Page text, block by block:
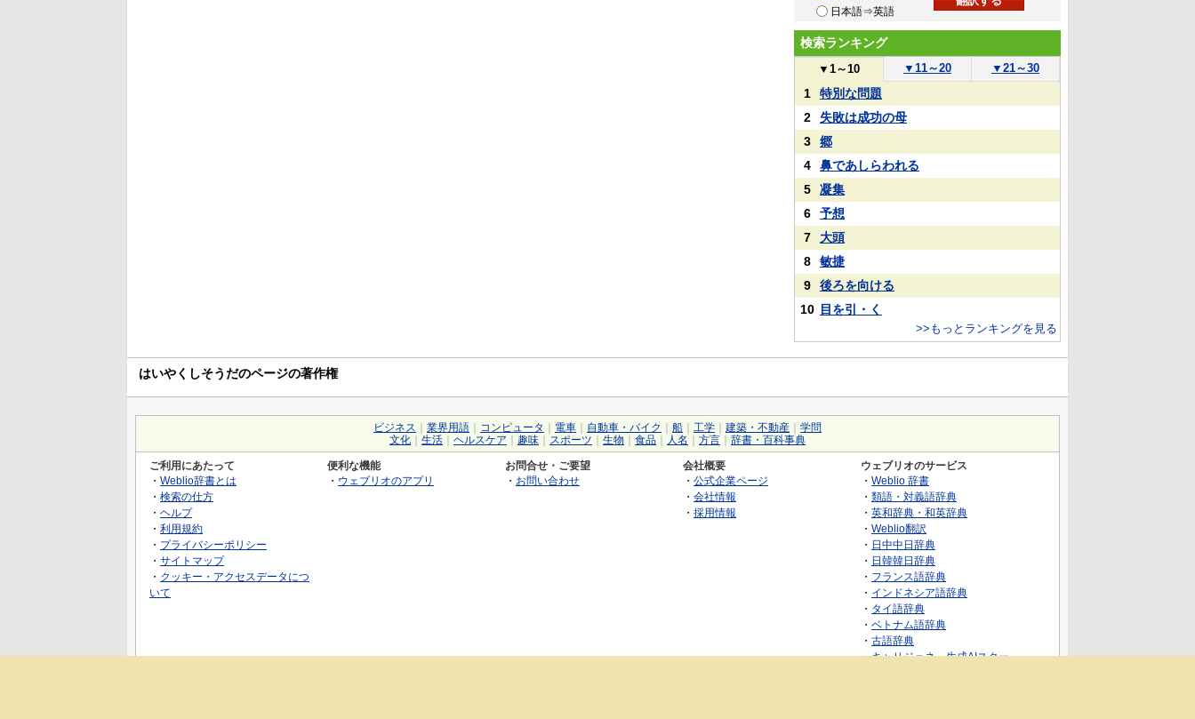
日本語⇒英語
検索ランキング
▼ 1～10 ▼ 11～20 ▼ 21～30
1
特別な問題
2
失敗は成功の母
3
郷
4
鼻であしらわれる
5
凝集
6
予想
7
大頭
8
敏捷
9
後ろを向ける
10 目を引・く
>>もっとランキングを見る
はいやくしそうだのページの著作権
ビジネス 業界用語 コンピュータ 電車 自動車・バイク 船 工学 建築・不動産
学問
文化
生活 ヘルスケア 趣味 スポーツ 生物 食品 人名 方言 辞書・百科事典
ご利用にあたって
・ Weblio辞書とは
・ 検索の仕方
・ ヘルプ
・ 利用規約
・ プライバシーポリシー
・ サイトマップ
・ クッキー・アクセスデータにつ
いて
便利な機能
・ ウェブリオのアプリ
お問合せ・ご要望
・ お問い合わせ
会社概要
・ 公式企業ページ
・ 会社情報
・ 採用情報
ウェブリオのサービス
・ Weblio 辞書
・ 類語・対義語辞典
・ 英和辞典・和英辞典
・ Weblio翻訳
・ 日中中日辞典
・ 日韓韓日辞典
・ フランス語辞典
・ インドネシア語辞典
・ タイ語辞典
・ ベトナム語辞典
・ 古語辞典
・キャリジェネ～生成AIスクー